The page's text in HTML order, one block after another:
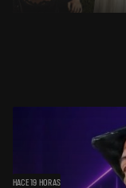
HACE 19 HORAS